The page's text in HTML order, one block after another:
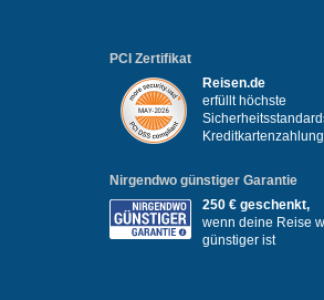
PCI Zertifikat
Reisen.de
erfüllt höchste
Nirgendwo günstiger Garantie
250 € geschenkt,
wenn deine Reise
günstiger ist